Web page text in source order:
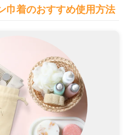
巾着のおすすめ使用方法